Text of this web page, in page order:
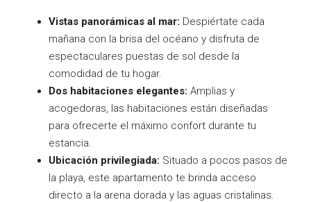
Vistas panorámicas al mar: Despiértate cada
mañana con la brisa del océano y disfruta de
espectaculares puestas de sol desde la
comodidad de tu hogar.
Dos habitaciones elegantes: Amplias y
acogedoras, las habitaciones están diseñadas
para ofrecerte el máximo confort durante tu
estancia.
Ubicación privilegiada: Situado a pocos pasos de
la playa, este apartamento te brinda acceso
directo a la arena dorada y las aguas cristalinas.